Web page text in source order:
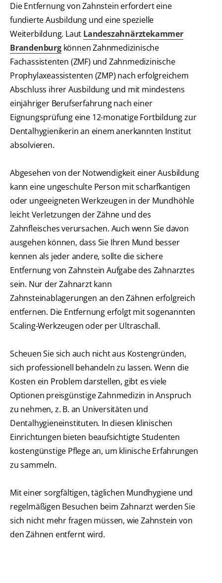
Die Entfernung von Zahnstein erfordert eine
fundierte Ausbildung und eine spezielle
Weiterbildung. Laut Landeszahnärztekammer
Brandenburgkönnen Zahnmedizinische
Fachassistenten (ZMF) und Zahnmedizinische
Prophylaxeassistenten (ZMP) nach erfolgreichem
Abschluss ihrer Ausbildung und mit mindestens
einjähriger Berufserfahrung nach einer
Eignungsprüfung eine 12-monatige Fortbildung zur
Dentalhygienikerin an einem anerkannten Institut
absolvieren.
Abgesehen von der Notwendigkeit einer Ausbildung
kann eine ungeschulte Person mit scharfkantigen
oder ungeeigneten Werkzeugen in der Mundhöhle
leicht Verletzungen der Zähne und des
Zahnfleisches verursachen. Auch wenn Sie davon
ausgehen können, dass Sie Ihren Mund besser
kennen als jeder andere, sollte die sichere
Entfernung von Zahnstein Aufgabe des Zahnarztes
sein. Nur der Zahnarzt kann
Zahnsteinablagerungen an den Zähnen erfolgreich
entfernen. Die Entfernung erfolgt mit sogenannten
Scaling-Werkzeugen oder per Ultraschall.
Scheuen Sie sich auch nicht aus Kostengründen,
sich professionell behandeln zu lassen. Wenn die
Kosten ein Problem darstellen, gibt es viele
Optionen preisgünstige Zahnmedizin in Anspruch
zu nehmen, z. B. an Universitäten und
Dentalhygieneinstituten. In diesen klinischen
Einrichtungen bieten beaufsichtigte Studenten
kostengünstige Pflege an, um klinische Erfahrungen
zu sammeln.
Mit einer sorgfältigen, täglichen Mundhygiene und
regelmäßigen Besuchen beim Zahnarzt werden Sie
sich nicht mehr fragen müssen, wie Zahnstein von
den Zähnen entfernt wird.